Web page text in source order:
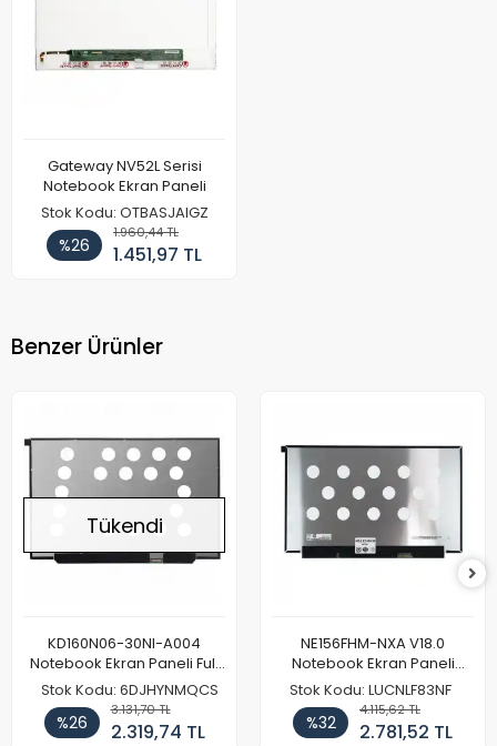
Gateway NV52L Serisi
Notebook Ekran Paneli
Stok Kodu: OTBASJAIGZ
%26
1.960,44 TL
1.451,97 TL
Benzer Ürünler
Tükendi
KD160N06-30NI-A004
Notebook Ekran Paneli Full
HD
Stok Kodu: 6DJHYNMQCS
%26
3.131,70 TL
2.319,74 TL
NE156FHM-NXA V18.0
Notebook Ekran Paneli
144Hz
Stok Kodu: LUCNLF83NF
%32
4.115,62 TL
2.781,52 TL